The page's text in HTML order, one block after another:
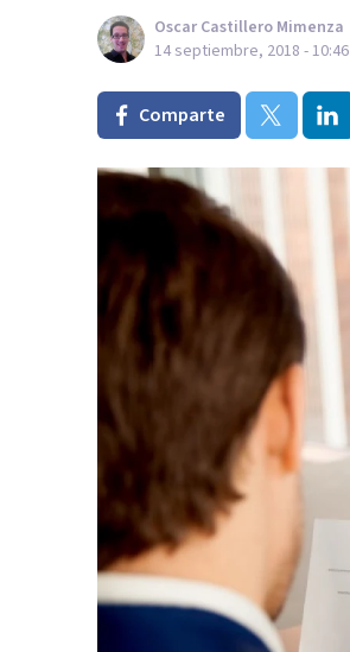
Oscar Castillero Mimenza
14 septiembre, 2018 - 10:46
Comparte